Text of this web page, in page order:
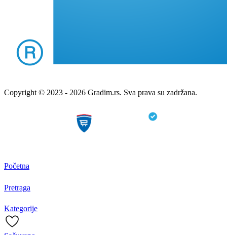
Copyright © 2023 - 2026 Gradim.rs. Sva prava su zadržana.
Početna
Pretraga
Kategorije